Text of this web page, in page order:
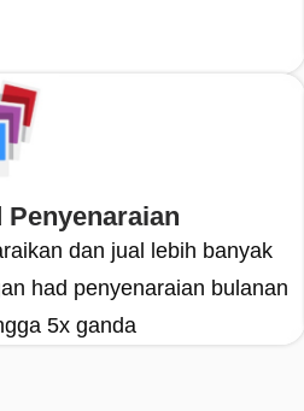
Penyenaraian
dan jual lebih banyak
had penyenaraian bulanan
5x ganda